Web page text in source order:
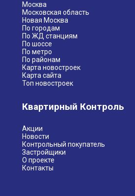
Москва
Московская область
Новая Москва
По городам
По ЖД станциям
По шоссе
По метро
По районам
Карта новостроек
Карта сайта
Топ новостроек
Квартирный Контроль
Акции
Новости
Контрольный покупатель
Застройщики
О проекте
Контакты